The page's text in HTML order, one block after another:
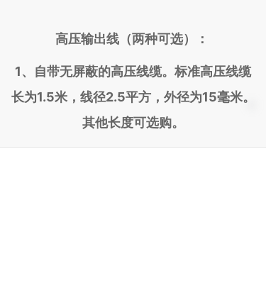
高压输出线（两种可选）：
1、自带无屏蔽的高压线缆。标准高压线缆
长为1.5米，线径2.5平方，外径为15毫米。
其他长度可选购。